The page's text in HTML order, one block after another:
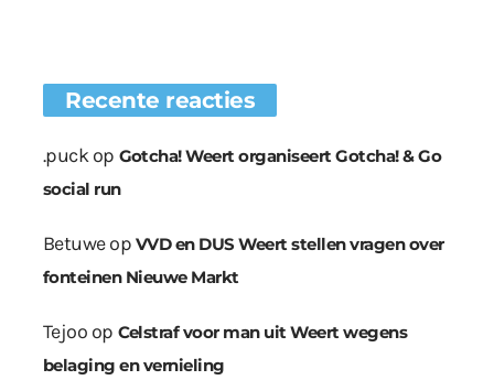
Recente reacties
.puckop Gotcha! Weert organiseert Gotcha! & Go
social run
Betuweop VVD en DUS Weert stellen vragen over
fonteinen Nieuwe Markt
Tejoo op Celstraf voor man uit Weert wegens
belaging en vernieling